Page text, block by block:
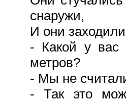
снаружи,
И они
- Какой у вас
метров?
- Мы не
- Так это